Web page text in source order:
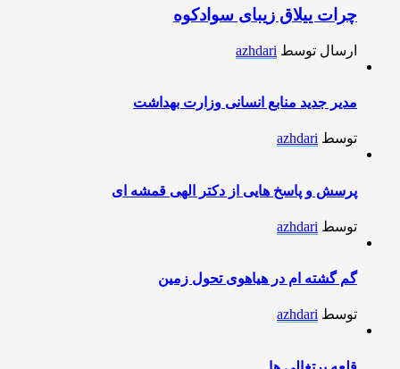
چرات ییلاق زیبای سوادکوه
ارسال توسط azhdari
مدیر جدید منابع انسانی وزارت بهداشت
توسط azhdari
پرسش و پاسخ هایی از دکتر الهی قمشه ای
توسط azhdari
گم گشته ام در هیاهوی تحول زمین
توسط azhdari